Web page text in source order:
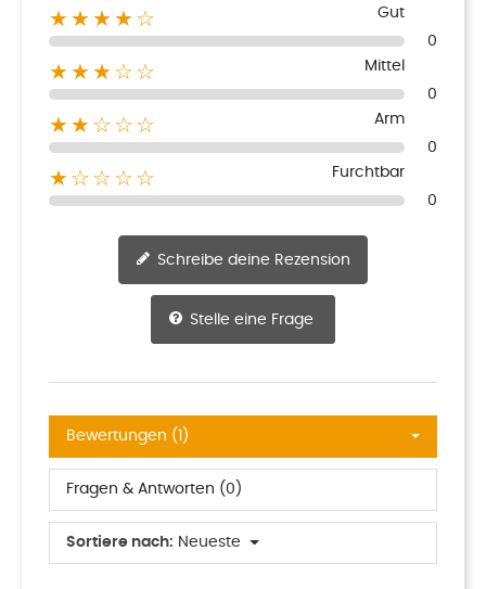
★★★★☆
Gut
0
★★★☆☆
Mittel
0
★★☆☆☆
Arm
0
★☆☆☆☆
Furchtbar
0
Schreibe deine Rezension
Stelle eine Frage
Bewertungen (1)
Fragen & Antworten (0)
Sortiere nach: Neueste